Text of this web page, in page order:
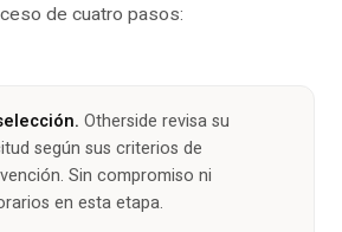
de cuatro pasos:
Otherside revisa su
según sus criterios de
Sin compromiso ni
en esta etapa.